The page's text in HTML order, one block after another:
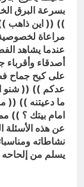
بسرعة البرق
)) (( اين ذاهب
مراعاة
عندما يشاهد
أصدقاء وأقرباء
على كبح جماح
عدكم )) (( شنو
ما دعيتنه )) ((
امام بيتك ؟ ))
عن هذه الأسئلة
نشاطاته
يسلم من